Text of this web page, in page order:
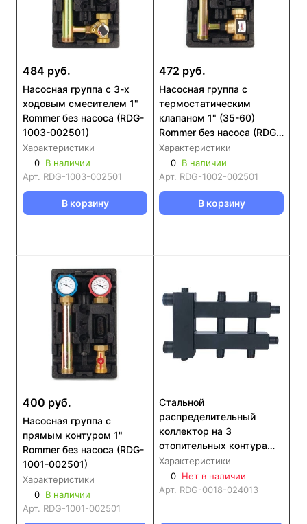
484 руб.
Насосная группа с 3-х
ходовым смесителем 1"
Rommer без насоса (RDG-
1003-002501)
Характеристики
0 В наличии
Арт. RDG-1003-002501
В корзину
472 руб.
Насосная группа с
термостатическим
клапаном 1" (35-60)
Rommer без насоса (RDG-
1002-002501)
Характеристики
0 В наличии
Арт. RDG-1002-002501
В корзину
400 руб.
Насосная группа с
прямым контуром 1"
Rommer без насоса (RDG-
1001-002501)
Характеристики
0 В наличии
Арт. RDG-1001-002501
Стальной
распределительный
коллектор на 3
отопительных контура
ROMMER RDG-0018-
024013
Характеристики
0 Нет в наличии
Арт. RDG-0018-024013